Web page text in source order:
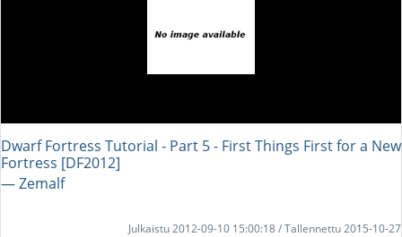
Dwarf Fortress Tutorial - Part 5 - First Things First for a New
Fortress [DF2012]
― Zemalf
Julkaistu 2012-09-10 15:00:18 / Tallennettu 2015-10-27